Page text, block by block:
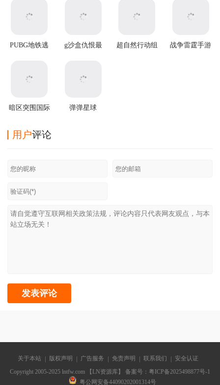
PUBG地铁逃
g沙盒仇恨最
超自然行动组
战争雷霆手游
暗区突围国际
弹弹星球
用户评论
关于本站 版权声明 广告服务 免责声明 联系我们
安全认证
Copyright 2005-2025 lntfw.com 【LN资源库】 备案号： 粤ICP备2025498877号-1
粤公网安备44090202001314号